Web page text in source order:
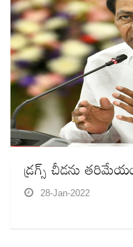
డ్రగ్స్‌ చీడను
28-Jan-2022